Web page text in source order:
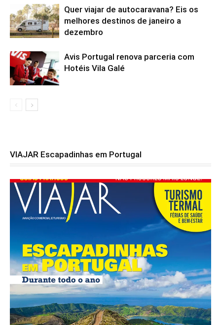
Quer viajar de autocaravana? Eis os
melhores destinos de janeiro a
dezembro
Avis Portugal renova parceria com
Hotéis Vila Galé
VIAJAR Escapadinhas em Portugal